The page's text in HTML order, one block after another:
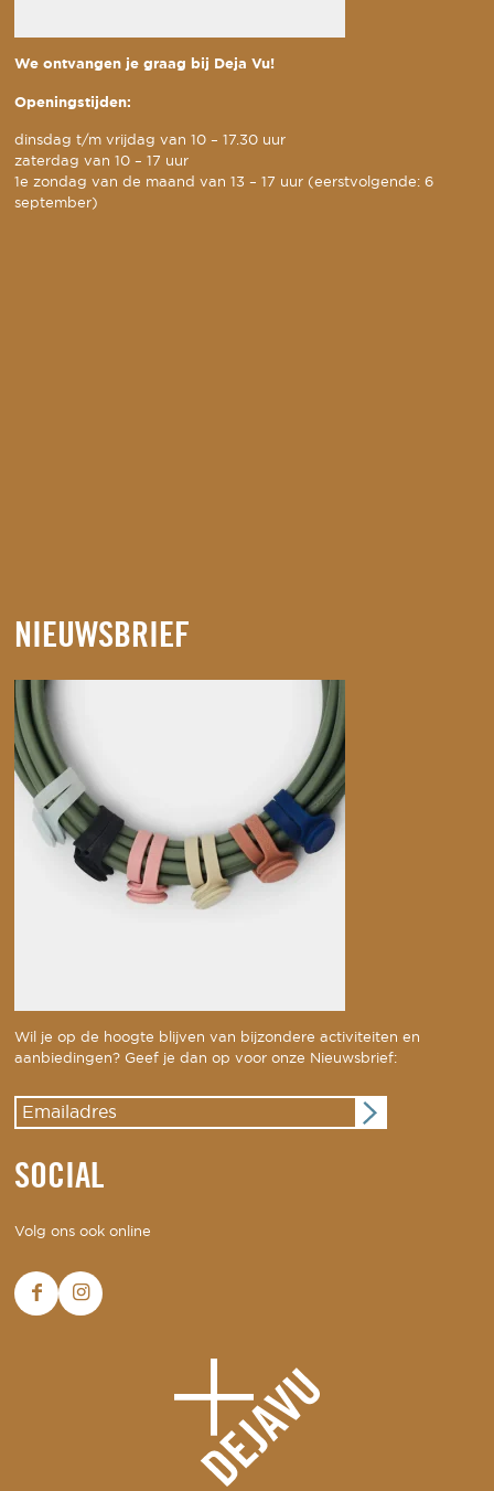
We ontvangen je graag bij Deja Vu!
Openingstijden:
dinsdag t/m vrijdag van 10 – 17.30 uur
zaterdag van 10 – 17 uur
1e zondag van de maand van 13 – 17 uur (eerstvolgende: 6
september)
NIEUWSBRIEF
Wil je op de hoogte blijven van bijzondere activiteiten en
aanbiedingen? Geef je dan op voor onze Nieuwsbrief:
SOCIAL
Volg ons ook online